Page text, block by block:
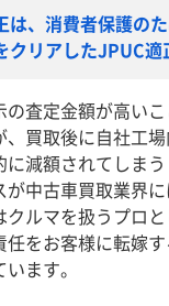
は、消費者保護の
クリアしたJPUC適
の査定金額が高い
、買取後に自社工
減額されてしまう
が中古車買取業界
クルマを扱うプロ
任をお客様に転嫁
ます。